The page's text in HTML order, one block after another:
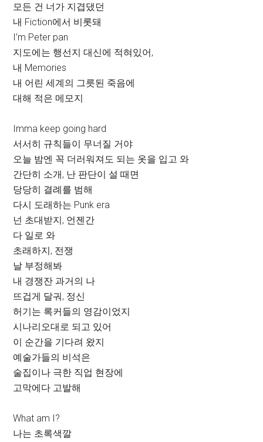
모든 건 너가 지겹댔던
내 Fiction에서 비롯돼
I’m Peter pan
지도에는 행선지 대신에 적혀있어,
내 Memories
내 어린 세계의 그릇된 죽음에
대해 적은 메모지
Imma keep going hard
서서히 규칙들이 무너질 거야
오늘 밤엔 꼭 더러워져도 되는 옷을 입고 와
간단히 소개, 난 판단이 설 때면
당당히 결례를 범해
다시 도래하는 Punk era
넌 초대받지, 언젠간
다 일로 와
초래하지, 전쟁
날 부정해봐
내 경쟁잔 과거의 나
뜨겁게 달궈, 정신
허기는 록커들의 영감이었지
시나리오대로 되고 있어
이 순간을 기다려 왔지
예술가들의 비석은
술집이나 극한 직업 현장에
고막에다 고발해
What am I?
나는 초록색깔